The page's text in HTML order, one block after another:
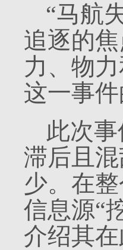
“马航
追逐的
力、物
这一事件
此次
滞后且
少。在
信息源“
介绍其